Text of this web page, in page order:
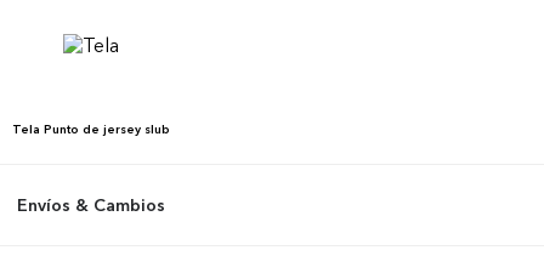
Tela Punto de jersey slub
Envíos & Cambios